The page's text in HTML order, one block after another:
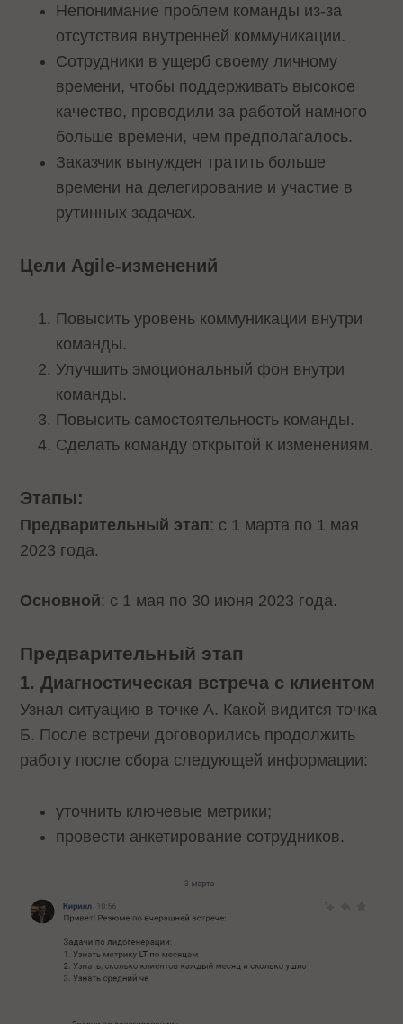
Непонимание проблем команды из-за
отсутствия внутренней коммуникации.
Сотрудники в ущерб своему личному
времени, чтобы поддерживать высокое
качество, проводили за работой намного
больше времени, чем предполагалось.
Заказчик вынужден тратить больше
времени на делегирование и участие в
рутинных задачах.
Цели Agile-изменений
Повысить уровень коммуникации внутри
команды.
Улучшить эмоциональный фон внутри
команды.
Повысить самостоятельность команды.
Сделать команду открытой к изменениям.
Этапы:
Предварительный этап: с 1 марта по 1 мая
2023 года.
Основной: с 1 мая по 30 июня 2023 года.
Предварительный этап
1. Диагностическая встреча с клиентом
Узнал ситуацию в точке А. Какой видится точка
Б. После встречи договорились продолжить
работу после сбора следующей информации:
уточнить ключевые метрики;
провести анкетирование сотрудников.